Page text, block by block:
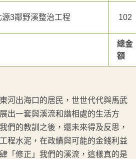
源3鄰野溪整治工程 102
總金
額
河出海口的居民，世世代代與馬武
出一套與溪流和諧相處的生活方
們的教訓之後，還未來得及反思，
程水泥，在政績與可能的金錢利益
「修正」我們的溪流，這樣真的是